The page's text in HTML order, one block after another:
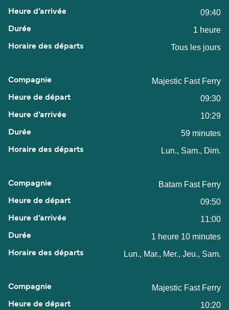
09:40
1 heure
Tous les jours
Majestic Fast Ferry
09:30
10:29
59 minutes
Lun., Sam., Dim.
Batam Fast Ferry
09:50
11:00
1 heure 10 minutes
Lun., Mar., Mer., Jeu., Sam.
Majestic Fast Ferry
10:20